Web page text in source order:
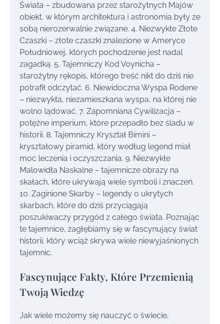
Świata – zbudowana przez starożytnych Majów
obiekt, w którym architektura i astronomia były ze
sobą nierozerwalnie związane. 4. Niezwykłe Złote
Czaszki – złote czaszki znalezione w Ameryce
Południowej, których pochodzenie jest nadal
zagadką. 5. Tajemniczy Kod Voynicha –
starożytny rękopis, którego treść nikt do dziś nie
potrafił odczytać. 6. Niewidoczna Wyspa Rodene
– niezwykła, niezamieszkana wyspa, na której nie
wolno lądować. 7. Zapomniana Cywilizacja –
potężne imperium, które przepadło bez śladu w
historii. 8. Tajemniczy Kryształ Bimini –
kryształowy piramid, który według legend miał
moc leczenia i oczyszczania. 9. Niezwykłe
Malowidła Naskalne – tajemnicze obrazy na
skałach, które ukrywają wiele symboli i znaczeń.
10. Zaginione Skarby – legendy o ukrytych
skarbach, które do dziś przyciągają
poszukiwaczy przygód z całego świata. Poznając
te tajemnice, zagłębiamy się w fascynujący świat
historii, który wciąż skrywa wiele niewyjaśnionych
tajemnic.
Fascynujące Fakty, Które Przemienią
Twoją Wiedzę
Jak wiele możemy się nauczyć o świecie,